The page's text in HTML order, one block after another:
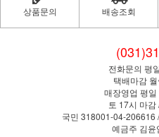
상품문의 배송조회
전화문의 평
택배마감
매장영업 평
토 17시 마감
국민 318001-04-206616
예금주 김윤